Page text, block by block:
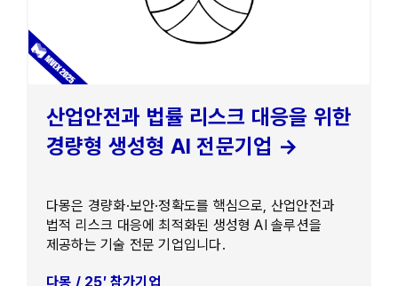
산업안전과 법률 리스크 대응을 위한
경량형 생성형 AI 전문기업 →
다몽은 경량화·보안·정확도를 핵심으로, 산업안전과
법적 리스크 대응에 최적화된 생성형 AI 솔루션을
제공하는 기술 전문 기업입니다.
다몽 / 25′ 참가기업